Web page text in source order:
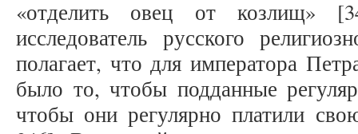
«отделить овец от козлищ»
исследователь русского
полагает, что для императора
было то, чтобы подданные
чтобы они регулярно платили